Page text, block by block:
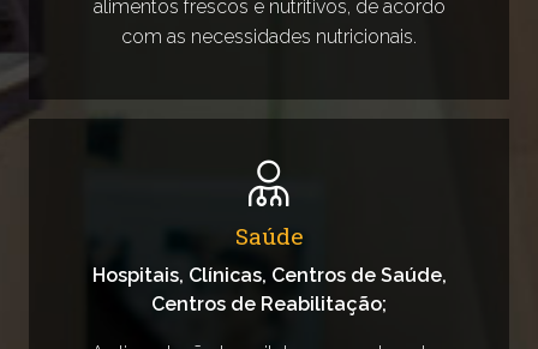
alimentos frescos e nutritivos, de acordo
com as necessidades nutricionais.
Saúde
Hospitais, Clínicas, Centros de Saúde,
Centros de Reabilitação;